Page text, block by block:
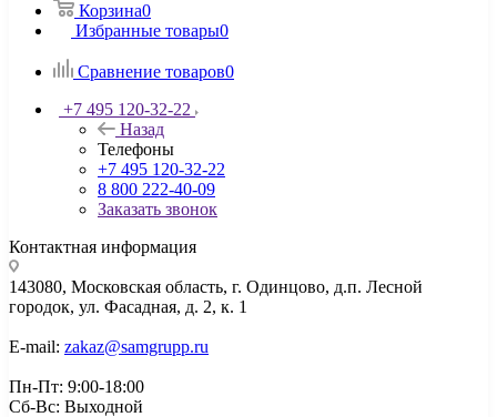
Корзина0
Избранные товары0
Сравнение товаров0
+7 495 120-32-22
Назад
Телефоны
+7 495 120-32-22
8 800 222-40-09
Заказать звонок
Контактная информация
143080, Mосковская область, г. Одинцово, д.п. Лесной
городок, ул. Фасадная, д. 2, к. 1
E-mail: zakaz@samgrupp.ru
Пн-Пт: 9:00-18:00
Сб-Вс: Выходной